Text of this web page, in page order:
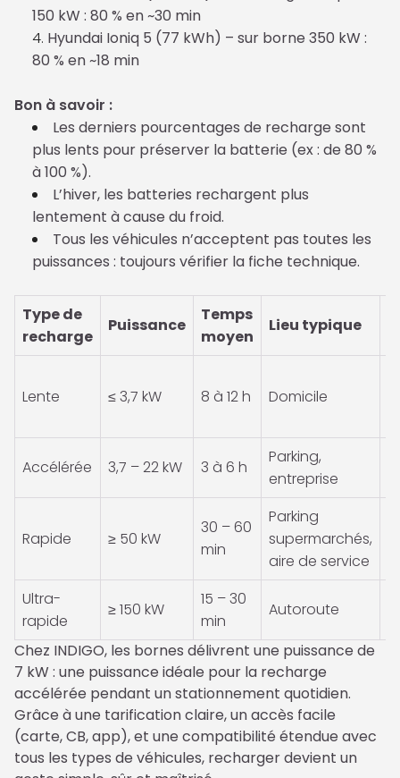
150 kW : 80 % en ~30 min
Hyundai Ioniq 5 (77 kWh) – sur borne 350 kW :
80 % en ~18 min
Bon à savoir :
Les derniers pourcentages de recharge sont
plus lents pour préserver la batterie (ex : de 80 %
à 100 %).
L’hiver, les batteries rechargent plus
lentement à cause du froid.
Tous les véhicules n’acceptent pas toutes les
puissances : toujours vérifier la fiche technique.
Type de
recharge
Puissance
Temps
moyen
Lieu typique
Lente ≤ 3,7 kW 8 à 12 h Domicile
Accélérée 3,7 – 22 kW 3 à 6 h
Parking,
entreprise
Rapide ≥ 50 kW
30 – 60
min
Parking
supermarchés,
aire de service
Ultra-
rapide
≥ 150 kW
15 – 30
min
Autoroute
Chez INDIGO, les bornes délivrent une puissance de
7 kW : une puissance idéale pour la recharge
accélérée pendant un stationnement quotidien.
Grâce à une tarification claire, un accès facile
(carte, CB, app), et une compatibilité étendue avec
tous les types de véhicules, recharger devient un